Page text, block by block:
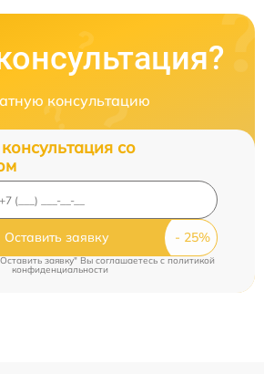
консультацию
со
Оставить заявку
заявку" Вы соглашаетесь cполитикой
конфиденциальности